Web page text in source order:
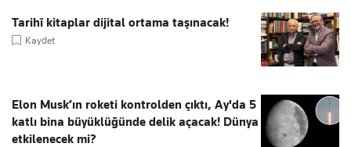
Tarihî kitaplar dijital ortama taşınacak!
Kaydet
Elon Musk’ın roketi kontrolden çıktı, Ay'da 5
katlı bina büyüklüğünde delik açacak! Dünya
etkilenecek mi?